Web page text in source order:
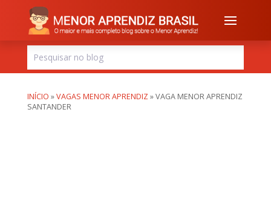
INÍCIO »VAGAS MENOR APRENDIZ»VAGA MENOR APRENDIZ
SANTANDER